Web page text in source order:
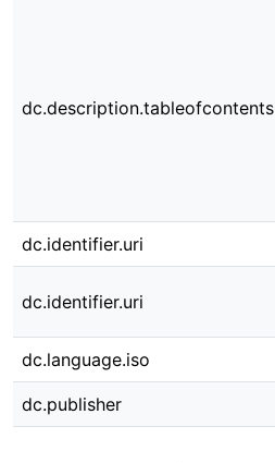
dc.description.tableofcontents
dc.identifier.uri
dc.identifier.uri
dc.language.iso
dc.publisher